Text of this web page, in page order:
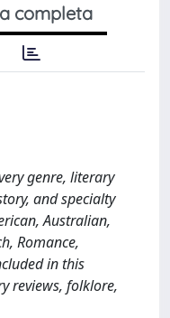
completa
genre, literary
and specialty
Australian,
Romance,
in this
reviews, folklore,